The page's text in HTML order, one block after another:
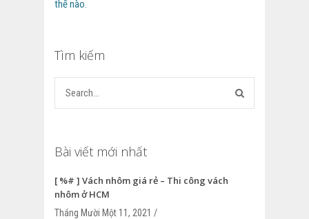
thế nào.
Tìm kiếm
Bài viết mới nhất
[ %# ] Vách nhôm giá rẻ – Thi công vách
nhôm ở HCM
Tháng Mười Một 11, 2021 /